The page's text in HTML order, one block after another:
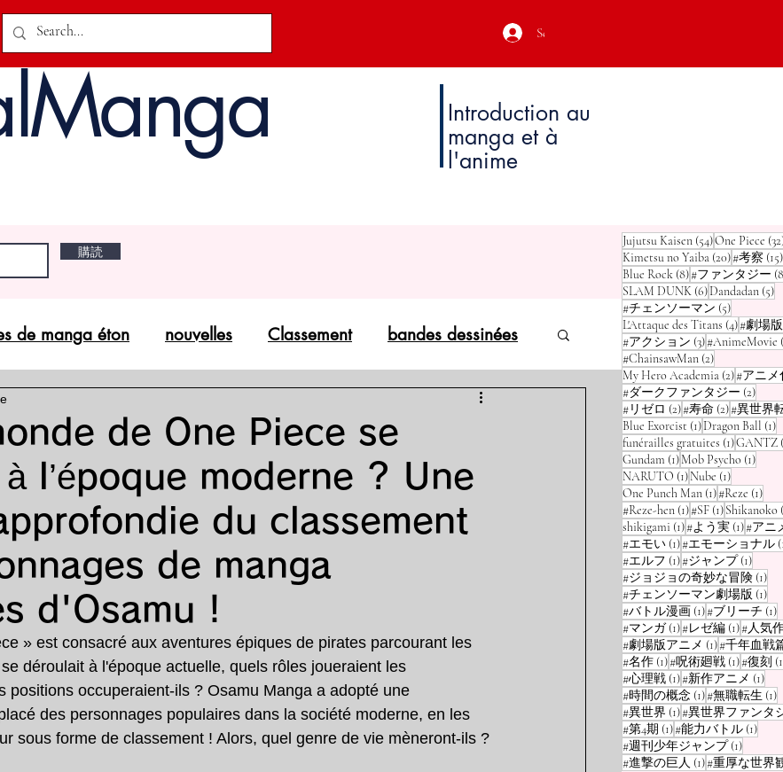
Se connecter
Introduction au
manga et à
l'anime
購読
de manga éton nouvelles Classement bandes dessinées
de One Piece se
l’époque moderne ? Une
du classement
de manga
d'Osamu !
» est consacré aux aventures épiques de pirates parcourant les
déroulait à l'époque actuelle, quels rôles joueraient les
positions occuperaient-ils ? Osamu Manga a adopté une
des personnages populaires dans la société moderne, en les
sous forme de classement ! Alors, quel genre de vie mèneront-ils ?
Jujutsu Kaisen (54)54 posts
One Piece
Kimetsu no Yaiba (20)20 posts
#考察 (15)
Blue Rock (8)8 posts
#ファンタジー
SLAM DUNK (6)6 posts
Dandadan (5)5
#チェンソーマン (5)5 posts
L'Attaque des Titans (4)4 posts
#劇場版
#アクション (3)3 posts
#AnimeMovie
#ChainsawMan (2)2 posts
My Hero Academia (2)2 posts
#アニメ
#ダークファンタジー (2)2
#リゼロ (2)2 posts
#寿命 (2)2 posts
#異世界
Blue Exorcist (1)1 post
Dragon Ball (1)
funérailles gratuites (1)1 post
GANTZ
Gundam (1)1 post
Mob Psycho (1)1 post
NARUTO (1)1 post
Nube (1)1 post
One Punch Man (1)1 post
#Reze (1)1
#Reze-hen (1)1 post
#SF (1)1 post
Shikanoko
shikigami (1)1 post
#よう実 (1)1 post
#アニ
#エモい (1)1 post
#エモーショナル
#エルフ (1)1 post
#ジャンプ (1)1 post
#ジョジョの奇妙な冒険 (1)1
#チェンソーマン劇場版 (1)1
#バトル漫画 (1)1 post
#ブリーチ (1)
#マンガ (1)1 post
#レゼ編 (1)1 post
#人気
#劇場版アニメ (1)1 post
#千年血戦
#名作 (1)1 post
#呪術廻戦 (1)1 post
#復刻
#心理戦 (1)1 post
#新作アニメ (1)1
#時間の概念 (1)1 post
#無職転生 (1)
#異世界 (1)1 post
#異世界ファンタ
#第4期 (1)1 post
#能力バトル (1)1
#週刊少年ジャンプ (1)1 post
#進撃の巨人 (1)1 post
#重厚な世界